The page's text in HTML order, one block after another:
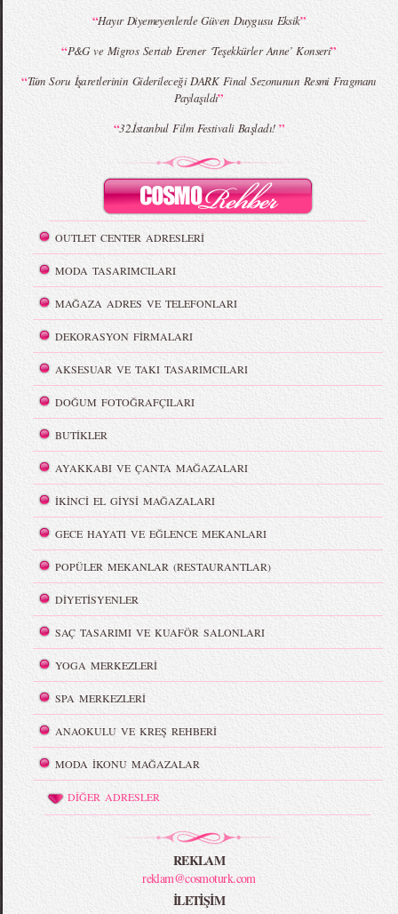
“Hayır Diyemeyenlerde Güven Duygusu Eksik”
“P&G ve Migros Sertab Erener ‘Teşekkürler Anne’ Konseri”
“Tüm Soru İşaretlerinin Giderileceği DARK Final Sezonunun Resmi Fragmanı
Paylaşıldı”
“32.İstanbul Film Festivali Başladı! ”
OUTLET CENTER ADRESLERİ
MODA TASARIMCILARI
MAĞAZA ADRES VE TELEFONLARI
DEKORASYON FİRMALARI
AKSESUAR VE TAKI TASARIMCILARI
DOĞUM FOTOĞRAFÇILARI
BUTİKLER
AYAKKABI VE ÇANTA MAĞAZALARI
İKİNCİ EL GİYSİ MAĞAZALARI
GECE HAYATI VE EĞLENCE MEKANLARI
POPÜLER MEKANLAR (RESTAURANTLAR)
DİYETİSYENLER
SAÇ TASARIMI VE KUAFÖR SALONLARI
YOGA MERKEZLERİ
SPA MERKEZLERİ
ANAOKULU VE KREŞ REHBERİ
MODA İKONU MAĞAZALAR
DİĞER ADRESLER
REKLAM
reklam@cosmoturk.com
İLETİŞİM